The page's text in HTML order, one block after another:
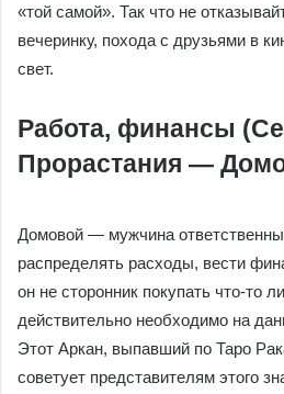
«той самой». Так что не
вечеринку, похода с друзьями в
свет.
Работа, финансы
Прорастания —
Домовой — мужчина
распределять расходы, вести
он не сторонник покупать что-то
действительно необходимо на
Этот Аркан, выпавший по Таро
советует представителям этого